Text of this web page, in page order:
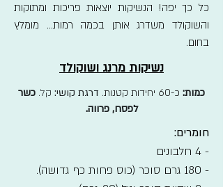
כל כך יפה! הנשיקות יוצאות פריכות ומתוקות
והשוקולד משדרג אותן בכמה רמות... מומלץ
בחום.
נשיקות מרנג ושוקולד
כמות: כ-60 יחידות קטנות . דרגת קושי: קל. כשר
לפסח, פרווה.
חומרים:
- 4 חלבונים
- 180 גרם סוכר (כוס פחות כף גדושה).